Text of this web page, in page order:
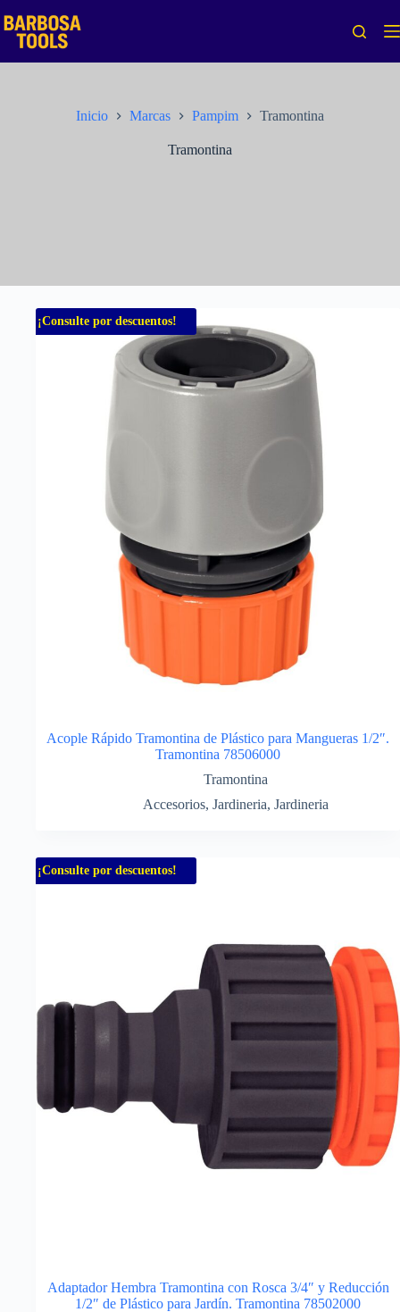
al
contenido
Inicio Marcas Pampim Tramontina
Tramontina
¡Consulte por descuentos!
Acople Rápido Tramontina de Plástico para Mangueras 1/2″.
Tramontina 78506000
Tramontina
Accesorios, Jardineria, Jardineria
¡Consulte por descuentos!
Adaptador Hembra Tramontina con Rosca 3/4″ y Reducción
1/2″ de Plástico para Jardín. Tramontina 78502000